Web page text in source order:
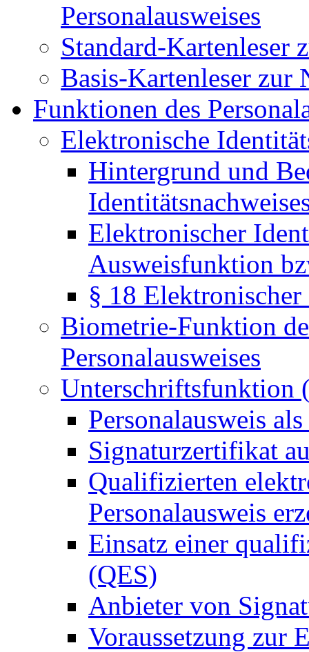
Personalausweises
Standard-Kartenleser
Basis-Kartenleser
Funktionen des
Elektronische
Hintergrund und
Elektronischer
Ausweisfunktion
§ 18
Biometrie-Funktion
Personalausweises
Unterschriftsfunktion
Personalausweis
Signaturzertifikat
Qualifizierten
Personalausweis
Einsatz einer
(QES)
Anbieter von
Voraussetzung zur